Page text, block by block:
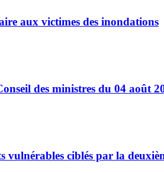
aux victimes des inondations
des ministres du 04 août
vulnérables ciblés par la